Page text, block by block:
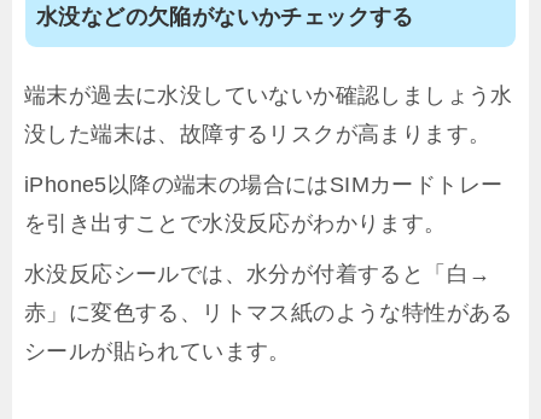
水没などの欠陥がないかチェックする
端末が過去に水没していないか確認しましょう水
没した端末は、故障するリスクが高まります。
iPhone5以降の端末の場合にはSIMカードトレー
を引き出すことで水没反応がわかります。
水没反応シールでは、水分が付着すると「白→
赤」に変色する、リトマス紙のような特性がある
シールが貼られています。